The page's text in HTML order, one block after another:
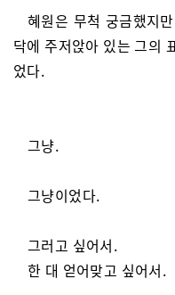
혜원은 무척 궁금했지
닥에 주저앉아 있는 그의
었다.
그냥.
그냥이었다.
그러고 싶어서.
한 대 얻어맞고 싶어서.